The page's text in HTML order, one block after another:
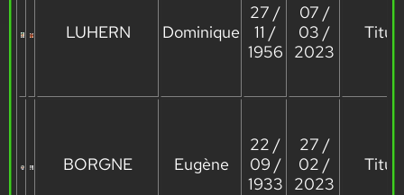
LUHERN Dominique
27 /
11 /
1956
07 /
03 /
2023
BORGNE Eugène
22 /
09 /
1933
27 /
02 /
2023